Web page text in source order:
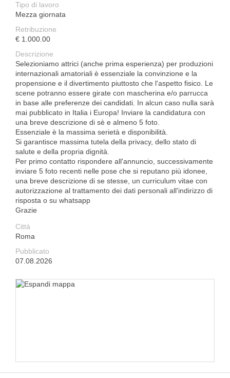
Tipo di lavoro
Mezza giornata
Retribuzione
€ 1.000.00
Descrizione
Selezioniamo attrici (anche prima esperienza) per produzioni
internazionali amatoriali è essenziale la convinzione e la
propensione e il divertimento piuttosto che l'aspetto fisico. Le
scene potranno essere girate con mascherina e/o parrucca
in base alle preferenze dei candidati. In alcun caso nulla sarà
mai pubblicato in Italia i Europa! Inviare la candidatura con
una breve descrizione di sè e almeno 5 foto.
Essenziale è la massima serietà e disponibilità.
Si garantisce massima tutela della privacy, dello stato di
salute e della propria dignità.
Per primo contatto rispondere all'annuncio, successivamente
inviare 5 foto recenti nelle pose che si reputano più idonee,
una breve descrizione di se stesse, un curriculum vitae con
autorizzazione al trattamento dei dati personali all'indirizzo di
risposta o su whatsapp
Grazie
Città
Roma
Pubblicato
07.08.2026